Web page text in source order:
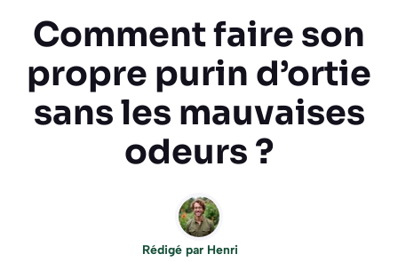
Comment faire son
propre purin d’ortie
sans les mauvaises
odeurs ?
Rédigé par Henri